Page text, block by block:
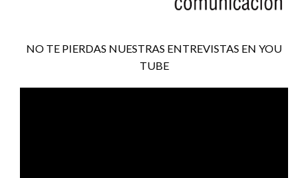
NO TE PIERDAS NUESTRAS ENTREVISTAS EN YOU
TUBE